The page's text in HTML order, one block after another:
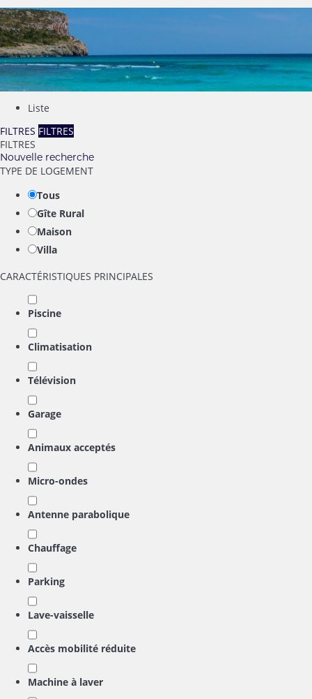
Liste
FILTRES FILTRES
FILTRES
Nouvelle recherche
TYPE DE LOGEMENT
Tous
Gîte Rural
Maison
Villa
CARACTÉRISTIQUES PRINCIPALES
Piscine
Climatisation
Télévision
Garage
Animaux acceptés
Micro-ondes
Antenne parabolique
Chauffage
Parking
Lave-vaisselle
Accès mobilité réduite
Machine à laver